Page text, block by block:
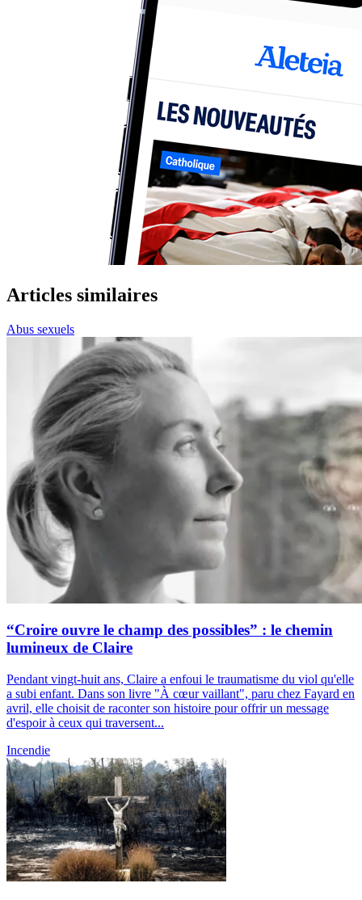
Articles similaires
Abus sexuels
“Croire ouvre le champ des possibles” : le chemin
lumineux de Claire
Pendant vingt-huit ans, Claire a enfoui le traumatisme du viol qu'elle
a subi enfant. Dans son livre "À cœur vaillant", paru chez Fayard en
avril, elle choisit de raconter son histoire pour offrir un message
d'espoir à ceux qui traversent...
Incendie